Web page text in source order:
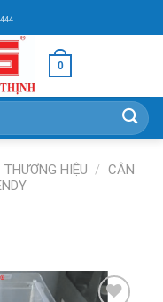
0
HIỆU / CÂN